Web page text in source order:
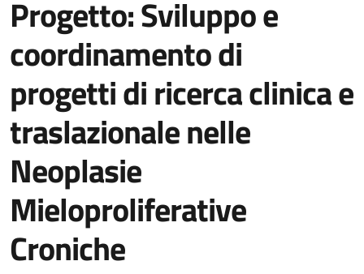
Progetto: Sviluppo e
coordinamento di
progetti di ricerca clinica e
traslazionale nelle
Neoplasie
Mieloproliferative
Croniche